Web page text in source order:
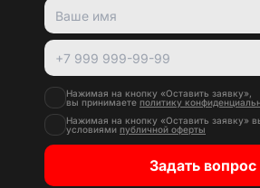
Нажимая на кнопку «Оставить заявку»,
вы принимаете политику
Нажимая на кнопку «Оставить заявку»
условиями публичной оферты
Задать вопрос